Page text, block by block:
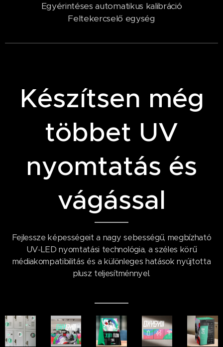
Egyérintéses automatikus kalibráció
Feltekercselő egység
Készítsen még
többet UV
nyomtatás és
vágással
Fejlessze képességeit a nagy sebességű, megbízható
UV-LED nyomtatási technológia, a széles körű
médiakompatibilitás és a különleges hatások nyújtotta
plusz teljesítménnyel.